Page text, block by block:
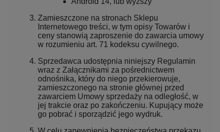
Zamieszczone na stronach Sklepu
Internetowego treści, w tym opisy Towarów i
ceny stanowią zaproszenie do zawarcia umowy
w rozumieniu art. 71 kodeksu cywilnego.
Sprzedawca udostępnia niniejszy Regulamin
wraz z Załącznikami za pośrednictwem
odnośnika, który do niego przekierowuje,
zamieszczonego na stronie głównej przed
zawarciem Umowy sprzedaży na odległość, w
jej trakcie oraz po zakończeniu. Kupujący może
go pobrać i sporządzić jego wydruk.